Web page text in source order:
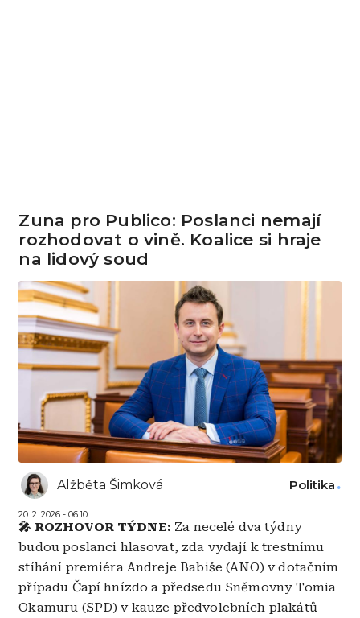
Zuna pro Publico: Poslanci nemají
rozhodovat o vině. Koalice si hraje
na lidový soud
Alžběta Šimková
20. 2. 2026 - 06:10
Politika
🎤 ROZHOVOR TÝDNE: Za necelé dva týdny
budou poslanci hlasovat, zda vydají k trestnímu
stíhání premiéra Andreje Babiše (ANO) v dotačním
případu Čapí hnízdo a předsedu Sněmovny Tomia
Okamuru (SPD) v kauze předvolebních plakátů